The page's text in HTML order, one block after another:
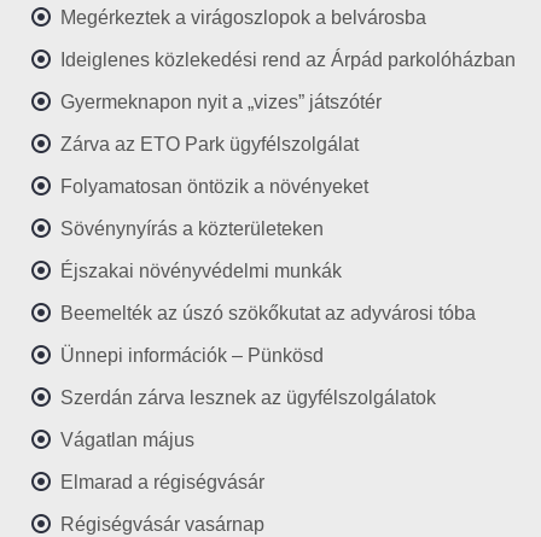
Megérkeztek a virágoszlopok a belvárosba
Ideiglenes közlekedési rend az Árpád parkolóházban
Gyermeknapon nyit a „vizes” játszótér
Zárva az ETO Park ügyfélszolgálat
Folyamatosan öntözik a növényeket
Sövénynyírás a közterületeken
Éjszakai növényvédelmi munkák
Beemelték az úszó szökőkutat az adyvárosi tóba
Ünnepi információk – Pünkösd
Szerdán zárva lesznek az ügyfélszolgálatok
Vágatlan május
Elmarad a régiségvásár
Régiségvásár vasárnap